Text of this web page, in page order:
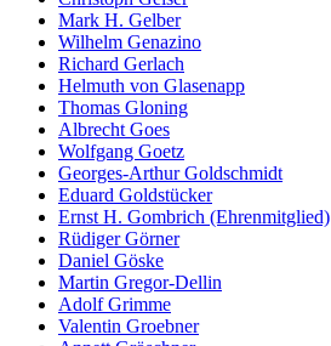
Mark H. Gelber
Wilhelm Genazino
Richard Gerlach
Helmuth von Glasenapp
Thomas Gloning
Albrecht Goes
Wolfgang Goetz
Georges-Arthur Goldschmidt
Eduard Goldstücker
Ernst H. Gombrich (Ehrenmitglied)
Rüdiger Görner
Daniel Göske
Martin Gregor-Dellin
Adolf Grimme
Valentin Groebner